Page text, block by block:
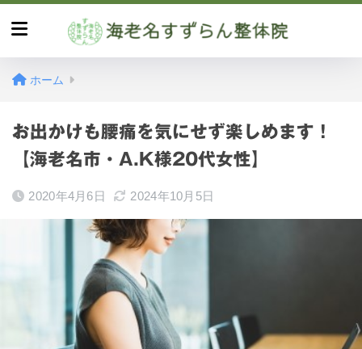
ホーム
お出かけも腰痛を気にせず楽しめます！
【海老名市・A.K様20代女性】
2020年4月6日 2024年10月5日